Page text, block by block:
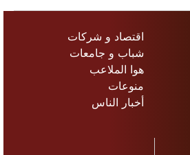
اقتصاد و شركات
شباب و جامعات
هوا الملاعب
منوعات
أخبار الناس